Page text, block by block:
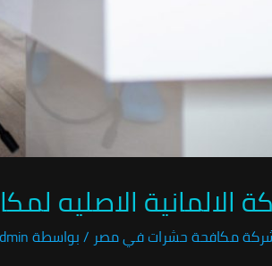
الاصليه لمكافحة النمل
مكافحة حشرات في مصر / بواسطة